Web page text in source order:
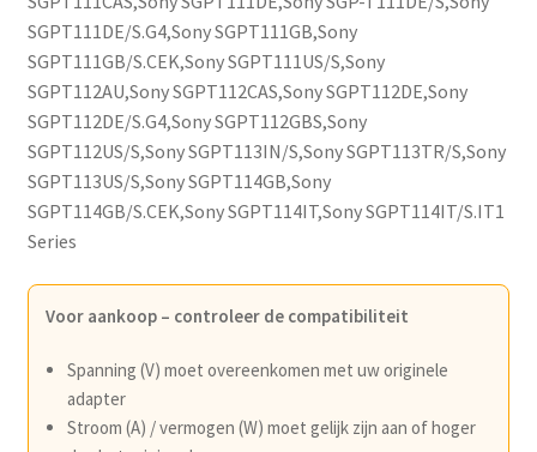
SGPT111DE/S.G4,Sony SGPT111GB,Sony
SGPT111GB/S.CEK,Sony SGPT111US/S,Sony
SGPT112AU,Sony SGPT112CAS,Sony SGPT112DE,Sony
SGPT112DE/S.G4,Sony SGPT112GBS,Sony
SGPT112US/S,Sony SGPT113IN/S,Sony SGPT113TR/S,Sony
SGPT113US/S,Sony SGPT114GB,Sony
SGPT114GB/S.CEK,Sony SGPT114IT,Sony SGPT114IT/S.IT1
Series
Voor aankoop – controleer de compatibiliteit
Spanning (V) moet overeenkomen met uw originele
adapter
Stroom (A) / vermogen (W) moet gelijk zijn aan of hoger